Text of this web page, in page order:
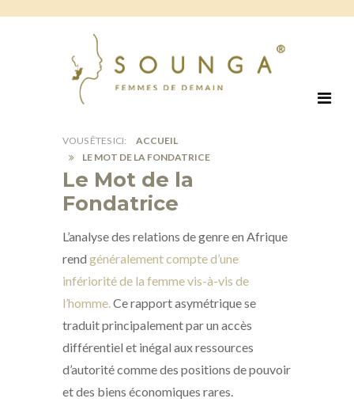
ACCUEIL
LE MOT DE LA FONDATRICE
Le Mot de la
Fondatrice
L’analyse des relations de genre en Afrique
rend généralement compte d’une
infériorité de la femme vis-à-vis de
l’homme.Ce rapport asymétrique se
traduit principalement par un accès
différentiel et inégal aux ressources
d’autorité comme des positions de pouvoir
et des biens économiques rares.